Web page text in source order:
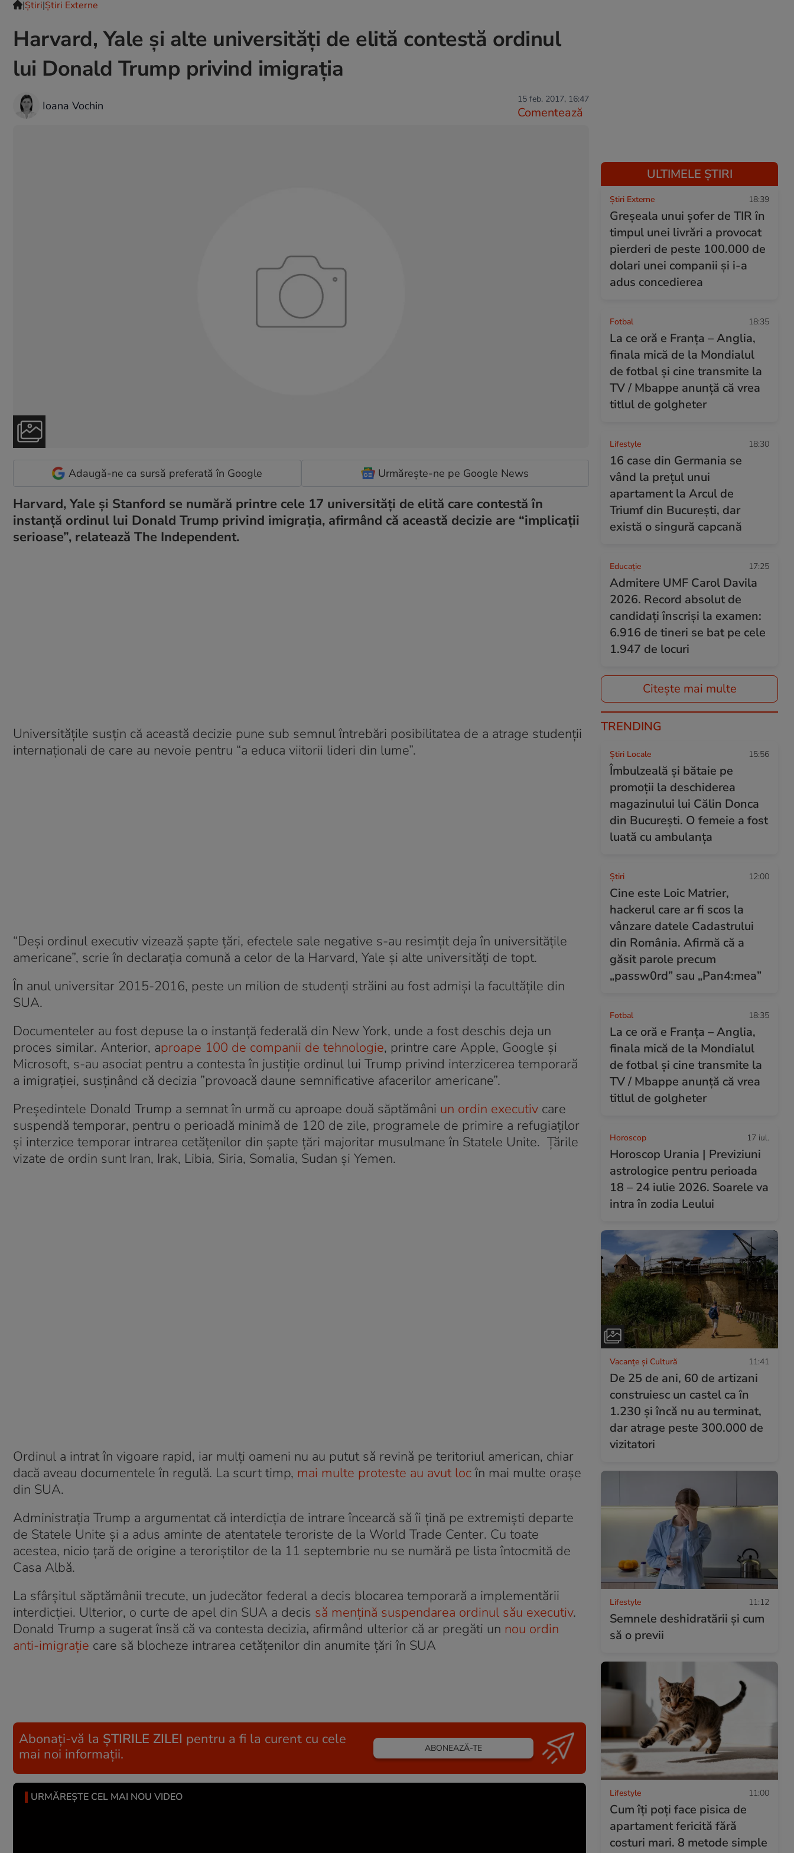
|Ştiri|Știri Externe
Harvard, Yale și alte universități de elită contestă ordinul
lui Donald Trump privind imigrația
Ioana Vochin 15 feb. 2017, 16:47
Comentează
Adaugă-ne ca sursă preferată în Google Urmărește-ne pe Google News
Harvard, Yale și Stanford se numără printre cele 17 universități de elită care contestă în
instanță ordinul lui Donald Trump privind imigrația, afirmând că această decizie are “implicații
serioase”, relatează The Independent.
Universitățile susțin că această decizie pune sub semnul întrebări posibilitatea de a atrage studenții
internaționali de care au nevoie pentru “a educa viitorii lideri din lume”.
“Deși ordinul executiv vizează șapte țări, efectele sale negative s-au resimțit deja în universitățile
americane”, scrie în declarația comună a celor de la Harvard, Yale și alte universități de topt.
În anul universitar 2015-2016, peste un milion de studenți străini au fost admiși la facultățile din
SUA.
Documenteler au fost depuse la o instanță federală din New York, unde a fost deschis deja un
proces similar. Anterior, aproape 100 de companii de tehnologie, printre care Apple, Google și
Microsoft, s-au asociat pentru a contesta în justiţie ordinul lui Trump privind interzicerea temporară
a imigraţiei, susținând că decizia ”provoacă daune semnificative afacerilor americane”.
Preşedintele Donald Trump a semnat în urmă cu aproape două săptămâni un ordin executiv care
suspendă temporar, pentru o perioadă minimă de 120 de zile, programele de primire a refugiaţilor
şi interzice temporar intrarea cetăţenilor din şapte ţări majoritar musulmane în Statele Unite. Țările
vizate de ordin sunt Iran, Irak, Libia, Siria, Somalia, Sudan şi Yemen.
Ordinul a intrat în vigoare rapid, iar mulți oameni nu au putut să revină pe teritoriul american, chiar
dacă aveau documentele în regulă. La scurt timp, mai multe proteste au avut locîn mai multe orașe
din SUA.
Administraţia Trump a argumentat că interdicţia de intrare încearcă să îi ţină pe extremişti departe
de Statele Unite şi a adus aminte de atentatele teroriste de la World Trade Center. Cu toate
acestea, nicio ţară de origine a teroriştilor de la 11 septembrie nu se numără pe lista întocmită de
Casa Albă.
La sfârşitul săptămânii trecute, un judecător federal a decis blocarea temporară a implementării
interdicţiei. Ulterior, o curte de apel din SUA a decis să mențină suspendarea ordinul său executiv.
Donald Trump a sugerat însă că va contesta decizia, afirmând ulterior că ar pregăti un nou ordin
anti-imigrație care să blocheze intrarea cetățenilor din anumite țări în SUA
Abonați-vă la ȘTIRILE ZILEI pentru a fi la curent cu cele
mai noi informații.
ABONEAZĂ-TE
URMĂREȘTE CEL MAI NOU VIDEO
ULTIMELE ȘTIRI
Știri Externe 18:39
Greșeala unui șofer de TIR în
timpul unei livrări a provocat
pierderi de peste 100.000 de
dolari unei companii și i-a
adus concedierea
Fotbal 18:35
La ce oră e Franța – Anglia,
finala mică de la Mondialul
de fotbal și cine transmite la
TV / Mbappe anunță că vrea
titlul de golgheter
Lifestyle 18:30
16 case din Germania se
vând la prețul unui
apartament la Arcul de
Triumf din București, dar
există o singură capcană
Educație 17:25
Admitere UMF Carol Davila
2026. Record absolut de
candidați înscriși la examen:
6.916 de tineri se bat pe cele
1.947 de locuri
Citește mai multe
TRENDING
Știri Locale 15:56
Îmbulzeală și bătaie pe
promoții la deschiderea
magazinului lui Călin Donca
din București. O femeie a fost
luată cu ambulanța
Ştiri 12:00
Cine este Loic Matrier,
hackerul care ar fi scos la
vânzare datele Cadastrului
din România. Afirmă că a
găsit parole precum
„passw0rd” sau „Pan4:mea”
Fotbal 18:35
La ce oră e Franța – Anglia,
finala mică de la Mondialul
de fotbal și cine transmite la
TV / Mbappe anunță că vrea
titlul de golgheter
Horoscop 17 iul.
Horoscop Urania | Previziuni
astrologice pentru perioada
18 – 24 iulie 2026. Soarele va
intra în zodia Leului
Vacanțe și Cultură 11:41
De 25 de ani, 60 de artizani
construiesc un castel ca în
1.230 și încă nu au terminat,
dar atrage peste 300.000 de
vizitatori
Lifestyle 11:12
Semnele deshidratării și cum
să o previi
Lifestyle 11:00
Cum îți poți face pisica de
apartament fericită fără
costuri mari. 8 metode simple